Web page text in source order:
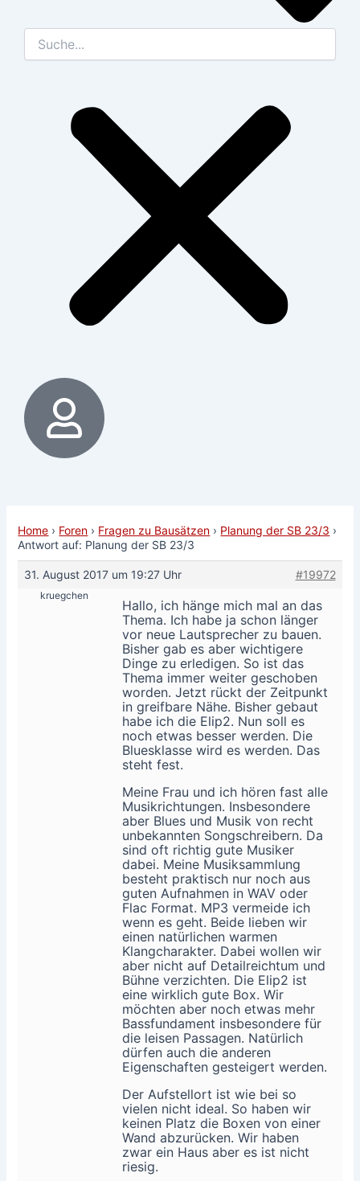
Home › Foren › Fragen zu Bausätzen › Planung der SB 23/3 ›
Antwort auf: Planung der SB 23/3
31. August 2017 um 19:27 Uhr #19972
kruegchen
Hallo, ich hänge mich mal an das
Thema. Ich habe ja schon länger
vor neue Lautsprecher zu bauen.
Bisher gab es aber wichtigere
Dinge zu erledigen. So ist das
Thema immer weiter geschoben
worden. Jetzt rückt der Zeitpunkt
in greifbare Nähe. Bisher gebaut
habe ich die Elip2. Nun soll es
noch etwas besser werden. Die
Bluesklasse wird es werden. Das
steht fest.
Meine Frau und ich hören fast alle
Musikrichtungen. Insbesondere
aber Blues und Musik von recht
unbekannten Songschreibern. Da
sind oft richtig gute Musiker
dabei. Meine Musiksammlung
besteht praktisch nur noch aus
guten Aufnahmen in WAV oder
Flac Format. MP3 vermeide ich
wenn es geht. Beide lieben wir
einen natürlichen warmen
Klangcharakter. Dabei wollen wir
aber nicht auf Detailreichtum und
Bühne verzichten. Die Elip2 ist
eine wirklich gute Box. Wir
möchten aber noch etwas mehr
Bassfundament insbesondere für
die leisen Passagen. Natürlich
dürfen auch die anderen
Eigenschaften gesteigert werden.
Der Aufstellort ist wie bei so
vielen nicht ideal. So haben wir
keinen Platz die Boxen von einer
Wand abzurücken. Wir haben
zwar ein Haus aber es ist nicht
riesig.